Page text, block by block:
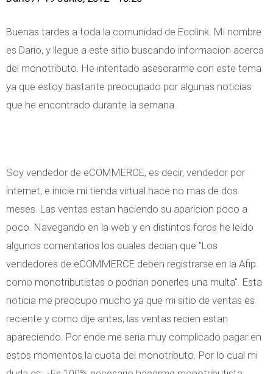
Buenas tardes a toda la comunidad de Ecolink. Mi nombre
es Dario, y llegue a este sitio buscando informacion acerca
del monotributo. He intentado asesorarme con este tema
ya que estoy bastante preocupado por algunas noticias
que he encontrado durante la semana.
Soy vendedor de eCOMMERCE, es decir, vendedor por
internet, e inicie mi tienda virtual hace no mas de dos
meses. Las ventas estan haciendo su aparicion poco a
poco. Navegando en la web y en distintos foros he leido
algunos comentarios los cuales decian que "Los
vendedores de eCOMMERCE deben registrarse en la Afip
como monotributistas o podrian ponerles una multa". Esta
noticia me preocupo mucho ya que mi sitio de ventas es
reciente y como dije antes, las ventas recien estan
apareciendo. Por ende me seria muy complicado pagar en
estos momentos la cuota del monotributo. Por lo cual mi